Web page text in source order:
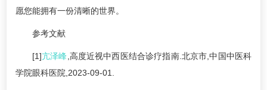
愿您能拥有一份清晰的世界。
参考文献
[1]亢泽峰 ,高度近视中西医结合诊疗指南.北京市,中国中医科
学院眼科医院,2023-09-01.